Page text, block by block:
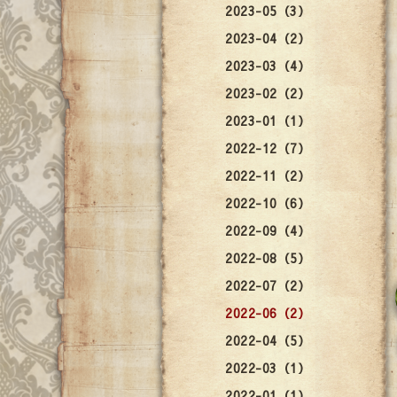
2023-05（3）
2023-04（2）
2023-03（4）
2023-02（2）
2023-01（1）
2022-12（7）
2022-11（2）
2022-10（6）
2022-09（4）
2022-08（5）
2022-07（2）
2022-06（2）
2022-04（5）
2022-03（1）